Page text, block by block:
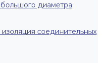
диаметра
соединительных